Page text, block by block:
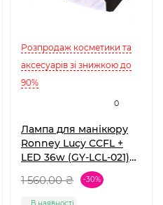
0
Розпродаж косметики та
аксесуарів зі знижкою до
90%
Лампа для манікюру
Ronney Lucy CCFL +
LED 36w (GY-LCL-021)
1 560.00 ₴ -30%